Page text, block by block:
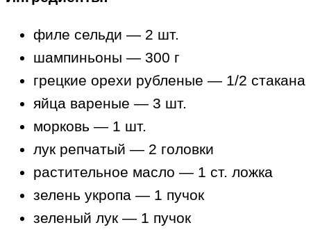
филе сельди — 2 шт.
шампиньоны — 300 г
грецкие орехи рубленые — 1/2 стакана
яйца вареные — 3 шт.
морковь — 1 шт.
лук репчатый — 2 головки
растительное масло — 1 ст. ложка
зелень укропа — 1 пучок
зеленый лук — 1 пучок